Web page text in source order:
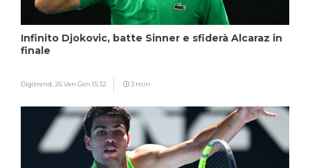
Infinito Djokovic, batte Sinner e sfiderà Alcaraz in
finale
Digitrend, 26 Ven Gen 15:32 3 min